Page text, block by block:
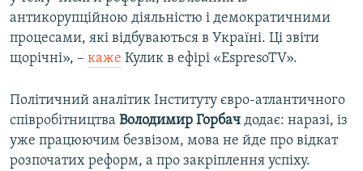
антикорупційною діяльністю і демократичними
процесами, які відбуваються в Україні. Ці звіти
щорічні», – каже Кулик в ефірі «EspresoTV».
Політичний аналітик Інституту євро-атлантичного
співробітництва Володимир Горбач додає: наразі, із
уже працюючим безвізом, мова не йде про відкат
розпочатих реформ, а про закріплення успіху.